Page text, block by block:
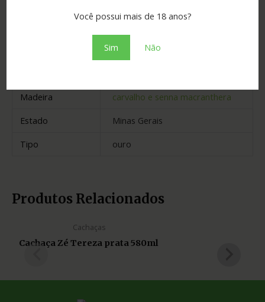
Você possui mais de 18 anos?
Sim Não
Informação adicional
39.00
Madeira
carvalho e senna macranthera
Estado
Minas Gerais
Tipo
ouro
Produtos Relacionados
Cachaças
Cachaça Zé Tereza prata 580ml